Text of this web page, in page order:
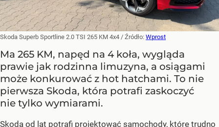
Skoda Superb Sportline 2.0 TSI 265 KM 4x4 / Źródło: Wprost
Ma 265 KM, napęd na 4 koła, wygląda
prawie jak rodzinna limuzyna, a osiągami
może konkurować z hot hatchami. To nie
pierwsza Skoda, która potrafi zaskoczyć
nie tylko wymiarami.
Skoda od lat potrafi projektować samochody, które trudno